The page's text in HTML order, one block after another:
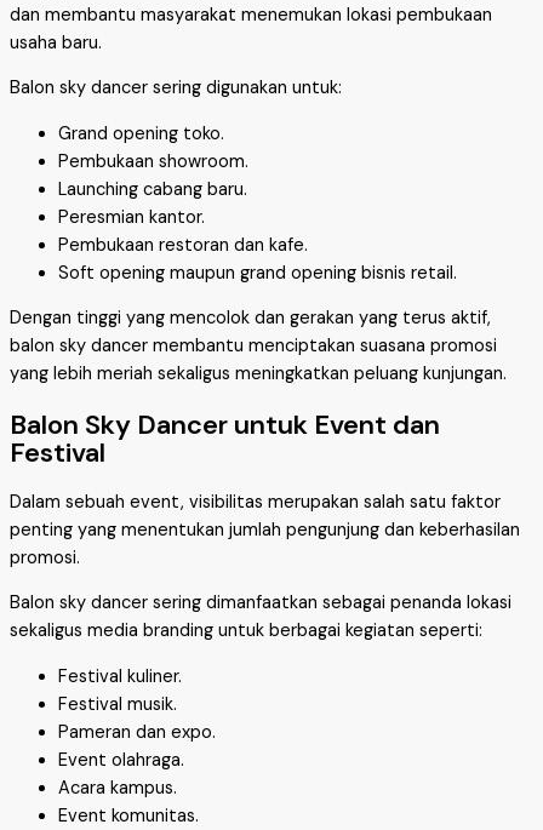
dan membantu masyarakat menemukan lokasi pembukaan
usaha baru.
Balon sky dancer sering digunakan untuk:
Grand opening toko.
Pembukaan showroom.
Launching cabang baru.
Peresmian kantor.
Pembukaan restoran dan kafe.
Soft opening maupun grand opening bisnis retail.
Dengan tinggi yang mencolok dan gerakan yang terus aktif,
balon sky dancer membantu menciptakan suasana promosi
yang lebih meriah sekaligus meningkatkan peluang kunjungan.
Balon Sky Dancer untuk Event dan
Festival
Dalam sebuah event, visibilitas merupakan salah satu faktor
penting yang menentukan jumlah pengunjung dan keberhasilan
promosi.
Balon sky dancer sering dimanfaatkan sebagai penanda lokasi
sekaligus media branding untuk berbagai kegiatan seperti:
Festival kuliner.
Festival musik.
Pameran dan expo.
Event olahraga.
Acara kampus.
Event komunitas.